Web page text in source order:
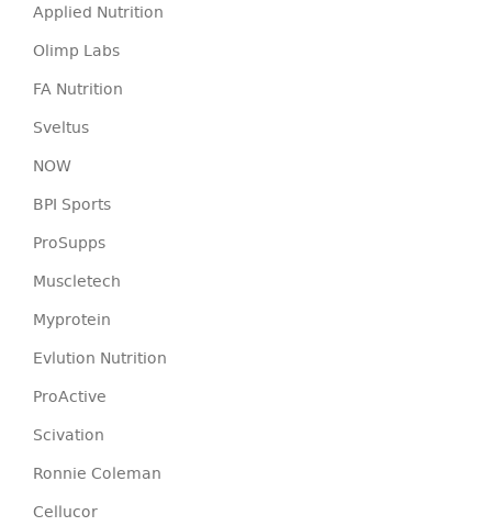
Applied Nutrition
Olimp Labs
FA Nutrition
Sveltus
NOW
BPI Sports
ProSupps
Muscletech
Myprotein
Evlution Nutrition
ProActive
Scivation
Ronnie Coleman
Cellucor